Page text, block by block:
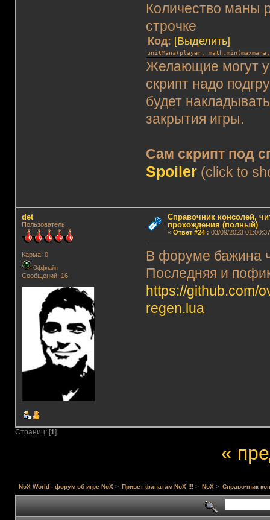
Количество маны
строчке
Код: [Выделить]
unitMana(player,
Желающие могут
скрипт надо
будет
закрытия игры.
Сам скрипт под
Spoiler (click to
det
Пользователь
Карма: 0
Оффлайн
Сообщений: 16
Справочник консолей,
прохождения (полный)
« Ответ #24: 03/09/2023
В форуме бажина
Последняя и
https://github.com/
regen.lua
Страниц: [1]
«
NoX World - форум об игре NoX> Привет фанатам NoX !!! > NoX > Справочник